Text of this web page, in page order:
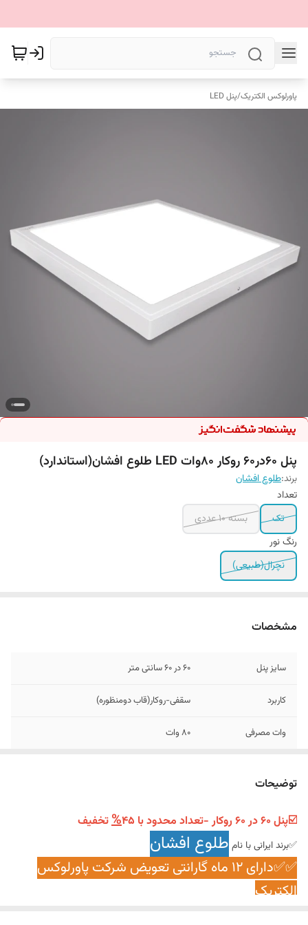
پاورلوکس الکتریک/پنل LED
پنل 60در60 روکار 80وات LED طلوع افشان(استاندارد)
برند:طلوع افشان
تعداد
تک
بسته 10 عددی
رنگ نور
نچرال(طبیعی)
مشخصات
سایز پنل ۶۰ در ۶۰ سانتی متر
کاربرد سقفی-روکار(قاب دومنظوره)
وات مصرفی ۸۰ وات
مجوزها دارای کد ۱۰ رقمی استاندارد ملی ایران
نوع چیپ SMD
سازنده
توضیحات
☑️پنل ۶۰ در ۶۰ روکار -تعداد محدود با 45 %تخفیف
✅برند ایرانی با نام طلوع افشان
✅✅دارای ۱۲ ماه گارانتی تعویض شرکت پاورلوکس
الکتریک